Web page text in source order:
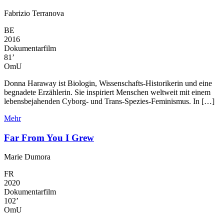
Fabrizio Terranova
BE
2016
Dokumentarfilm
81’
OmU
Donna Haraway ist Biologin, Wissenschafts-Historikerin und eine
begnadete Erzählerin. Sie inspiriert Menschen weltweit mit einem
lebensbejahenden Cyborg- und Trans-Spezies-Feminismus. In […]
Mehr
Far From You I Grew
Marie Dumora
FR
2020
Dokumentarfilm
102’
OmU